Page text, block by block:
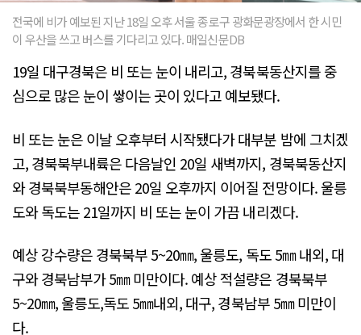
전국에 비가 예보된 지난 18일 오후 서울 종로구 광화문광장에서 한 시민
이 우산을 쓰고 버스를 기다리고 있다. 매일신문DB
19일 대구경북은 비 또는 눈이 내리고, 경북북동산지를 중
심으로 많은 눈이 쌓이는 곳이 있다고 예보됐다.
비 또는 눈은 이날 오후부터 시작됐다가 대부분 밤에 그치겠
고, 경북북부내륙은 다음날인 20일 새벽까지, 경북북동산지
와 경북북부동해안은 20일 오후까지 이어질 전망이다. 울릉
도와 독도는 21일까지 비 또는 눈이 가끔 내리겠다.
예상 강수량은 경북북부 5~20㎜, 울릉도, 독도 5㎜ 내외, 대
구와 경북남부가 5㎜ 미만이다. 예상 적설량은 경북북부
5~20㎜, 울릉도,독도 5㎜내외, 대구, 경북남부 5㎜ 미만이
다.